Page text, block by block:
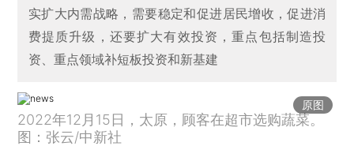
实扩大内需战略，需要稳定和促进居民增收，促进消
费提质升级，还要扩大有效投资，重点包括制造投
资、重点领域补短板投资和新基建
原图
2022年12月15日，太原，顾客在超市选购蔬菜。
图：张云/中新社